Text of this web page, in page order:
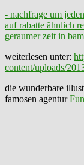
- nachfrage um
auf rabatte ähnlich
geraumer zeit in
weiterlesen unter:
content/uploads/
die wunderbare
famosen agentur